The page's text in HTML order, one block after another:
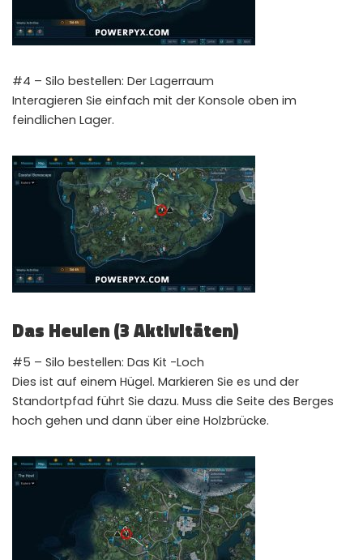
#4 – Silo bestellen: Der Lagerraum
Interagieren Sie einfach mit der Konsole oben im
feindlichen Lager.
Das Heulen (3 Aktivitäten)
#5 – Silo bestellen: Das Kit -Loch
Dies ist auf einem Hügel. Markieren Sie es und der
Standortpfad führt Sie dazu. Muss die Seite des Berges
hoch gehen und dann über eine Holzbrücke.